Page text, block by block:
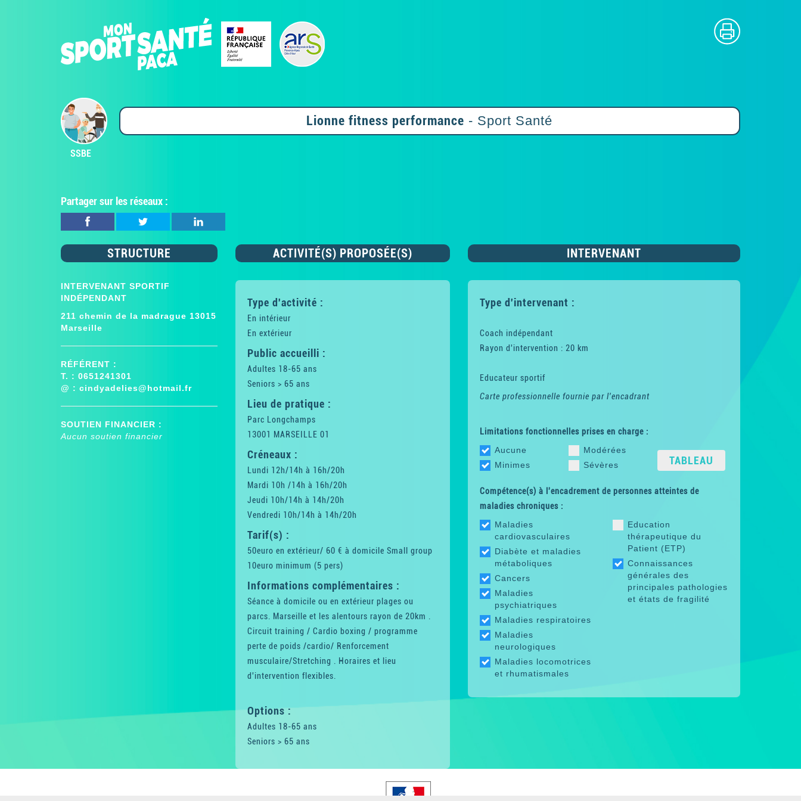
SSBE
Lionne fitness performance - Sport Santé
Partager sur les réseaux :
STRUCTURE
INTERVENANT SPORTIF
INDÉPENDANT
211 chemin de la madrague 13015
Marseille
RÉFÉRENT :
T. : 0651241301
@ : cindyadelies@hotmail.fr
SOUTIEN FINANCIER :
Aucun soutien financier
ACTIVITÉ(S) PROPOSÉE(S)
Type d'activité :
En intérieur
En extérieur
Public accueilli :
Adultes 18-65 ans
Seniors > 65 ans
Lieu de pratique :
Parc Longchamps
13001 MARSEILLE 01
Créneaux :
Lundi 12h/14h à 16h/20h
Mardi 10h /14h à 16h/20h
Jeudi 10h/14h à 14h/20h
Vendredi 10h/14h à 14h/20h
Tarif(s) :
50euro en extérieur/ 60 € à domicile Small group
10euro minimum (5 pers)
Informations complémentaires :
Séance à domicile ou en extérieur plages ou
parcs. Marseille et les alentours rayon de 20km .
Circuit training / Cardio boxing / programme
perte de poids /cardio/ Renforcement
musculaire/Stretching . Horaires et lieu
d'intervention flexibles.
Options :
Adultes 18-65 ans
Seniors > 65 ans
INTERVENANT
Type d'intervenant :
Coach indépendant
Rayon d'intervention : 20 km
Educateur sportif
Carte professionnelle fournie par l'encadrant
Limitations fonctionnelles prises en charge :
Aucune
Minimes
Modérées
Sévères
TABLEAU
Compétence(s) à l'encadrement de personnes atteintes de
maladies chroniques :
Maladies
cardiovasculaires
Diabète et maladies
métaboliques
Cancers
Maladies
psychiatriques
Maladies respiratoires
Maladies
neurologiques
Maladies locomotrices
et rhumatismales
Education
thérapeutique du
Patient (ETP)
Connaissances
générales des
principales pathologies
et états de fragilité